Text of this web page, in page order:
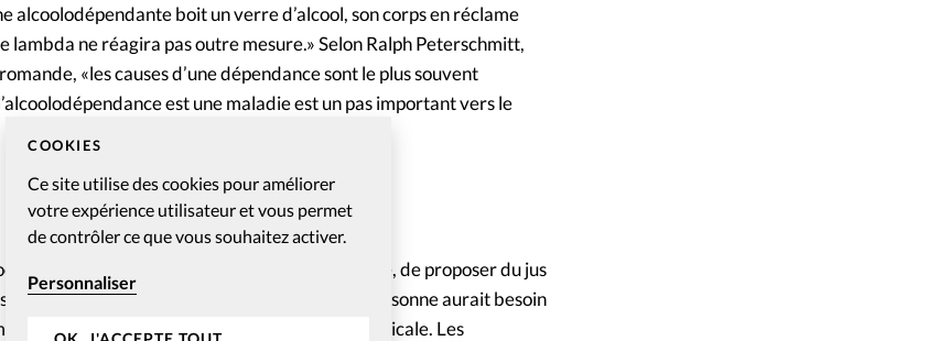
COOKIES
Ce site utilise des cookies pour améliorer
votre expérience utilisateur et vous permet
de contrôler ce que vous souhaitez activer.
Personnaliser
alcoolodépendante boit un verre d’alcool, son corps en réclame
lambda ne réagira pas outre mesure.» Selon Ralph Peterschmitt,
«les causes d’une dépendance sont le plus souvent
est une maladie est un pas important vers le
soulignent l’importance, lors de la Sainte-Cène, de proposer du jus
de ne pas déclencher un processus où la personne aurait besoin
C’est le cas aussi dans la sphère intime et amicale. Les